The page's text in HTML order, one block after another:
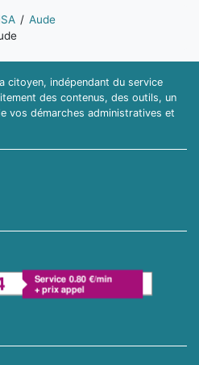
Aude
citoyen, indépendant du service
des contenus, des outils, un
vos démarches administratives et